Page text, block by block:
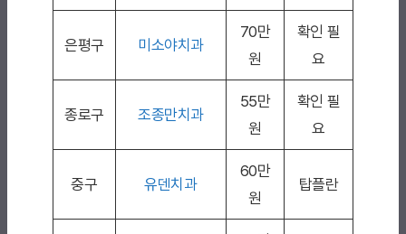
은평구 미소야치과
70만
원
확인 필
요
종로구 조종만치과
55만
원
확인 필
요
중구 유덴치과
60만
원
탑플란